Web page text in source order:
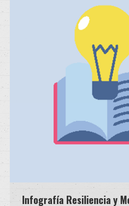
Infografía Resiliencia y